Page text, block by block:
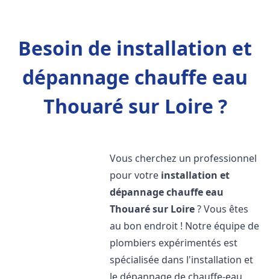
Besoin de installation et
dépannage chauffe eau
Thouaré sur Loire ?
Vous cherchez un professionnel
pour votre installation et
dépannage chauffe eau
Thouaré sur Loire? Vous êtes
au bon endroit ! Notre équipe de
plombiers expérimentés est
spécialisée dans l'installation et